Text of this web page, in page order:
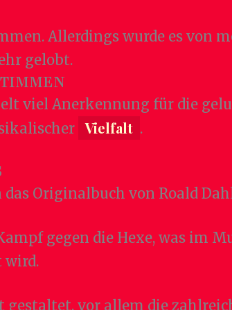
Allerdings wurde es von
gelobt.
viel Anerkennung für die
Vielfalt .
Originalbuch von Roald
gegen die Hexe, was im
wird.
vor allem die